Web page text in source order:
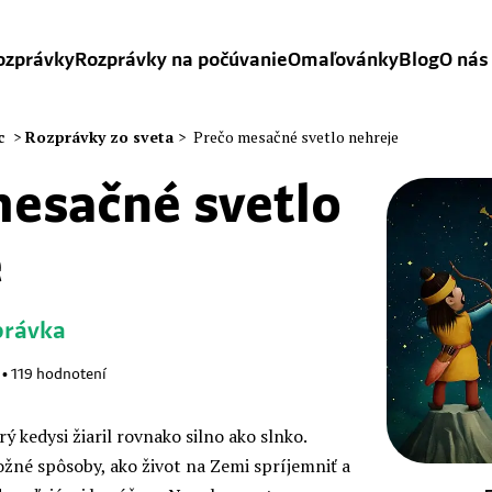
Rozprávky na počúvanieOmaľovánkyBlogO nás
> Rozprávky zo sveta > Prečo mesačné svetlo nehreje
svetlo
• 119 hodnotení
kedysi žiaril rovnako silno ako slnko.
spôsoby, ako život na Zemi spríjemniť a